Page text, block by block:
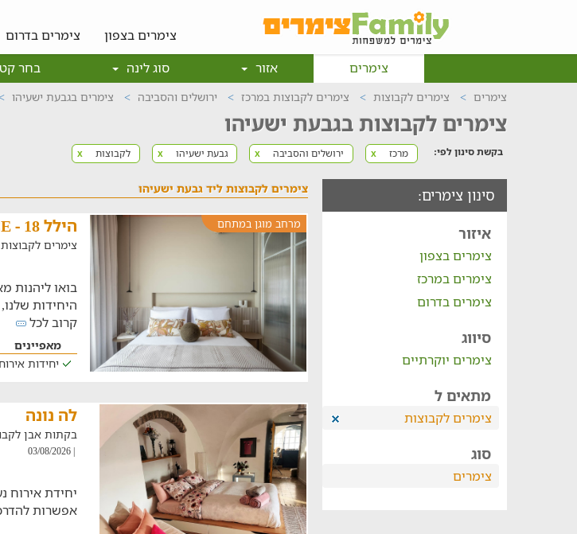
צימרים בצפון צימרים בדרום
צימרים
אזור סוג לינה בחר
צימרים צימרים לקבוצות צימרים לקבוצות במרכז ירושלים והסביבה צימרים בגבעת ישעיהו
צימרים לקבוצות בגבעת ישעיהו
בקשת סינון לפי: x מרכז x ירושלים והסביבה x גבעת ישעיהו x לקבוצות
סינון צימרים:
איזור
צימרים בצפון
צימרים במרכז
צימרים בדרום
סיווג
צימרים יוקרתיים
מתאים ל
צימרים לקבוצות
סוג
צימרים
צימרים לקבוצות ליד גבעת ישעיהו
מרחב מוגן במתחם הילל 18 - ADAMA RESIDENCE
צימרים לקבוצות
היחידות
קרוב לכל
מאפיינים
יחידות
לה נונה
בקתות אבן
| 03/08/2026
יחידת אירוח
אפשרות